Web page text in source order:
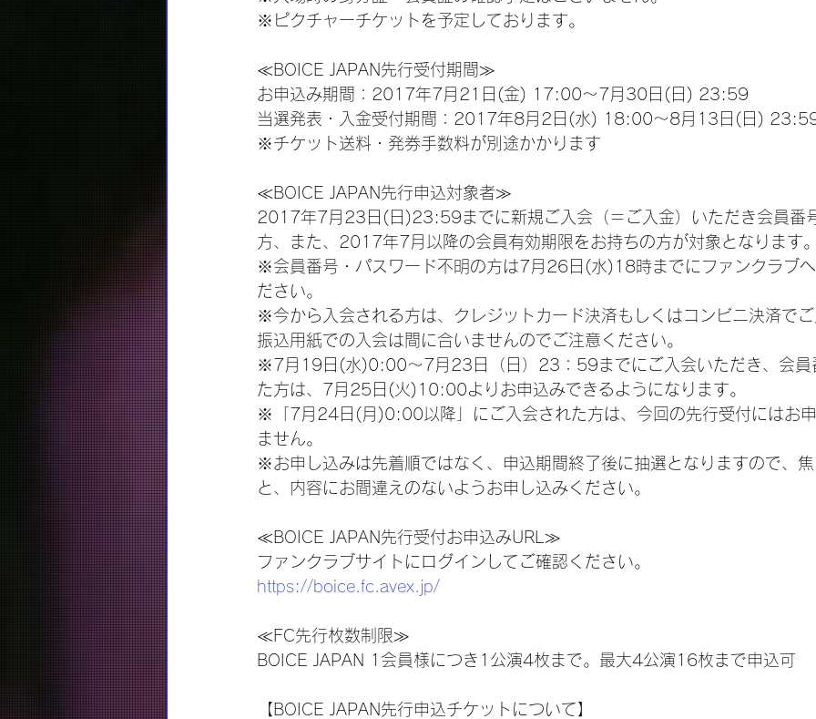
※ピクチャーチケットを予定しております。
≪BOICE JAPAN先行受付期間≫
お申込み期間：2017年7月21日(金) 17:00～7月30日(日) 23:59
当選発表・入金受付期間：2017年8月2日(水) 18:00～8月13日(日)
※チケット送料・発券手数料が別途かかります
≪BOICE JAPAN先行申込対象者≫
2017年7月23日(日)23:59までに新規ご入会（＝ご入金）いただき会員番
方、また、2017年7月以降の会員有効期限をお持ちの方が対象となります
※会員番号・パスワード不明の方は7月26日(水)18時までにファンクラブ
ださい。
※今から入会される方は、クレジットカード決済もしくはコンビニ決済で
振込用紙での入会は間に合いませんのでご注意ください。
※7月19日(水)0:00～7月23日（日）23：59までにご入会いただき、会員
た方は、7月25日(火)10:00よりお申込みできるようになります。
※「7月24日(月)0:00以降」にご入会された方は、今回の先行受付にはお
ません。
※お申し込みは先着順ではなく、申込期間終了後に抽選となりますので、
と、内容にお間違えのないようお申し込みください。
≪BOICE JAPAN先行受付お申込みURL≫
ファンクラブサイトにログインしてご確認ください。
https://boice.fc.avex.jp/
≪FC先行枚数制限≫
BOICE JAPAN 1会員様につき1公演4枚まで。最大4公演16枚まで申込可
【BOICE JAPAN先行申込チケットについて】